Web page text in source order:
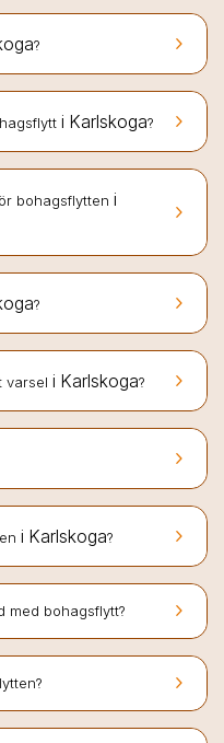
keyboard_arrow_right
?
keyboard_arrow_right
i Karlskoga?
keyboard_arrow_right
bohagsflytten i
keyboard_arrow_right
?
keyboard_arrow_right
varsel i Karlskoga?
keyboard_arrow_right
keyboard_arrow_right
i Karlskoga?
keyboard_arrow_right
med bohagsflytt?
keyboard_arrow_right